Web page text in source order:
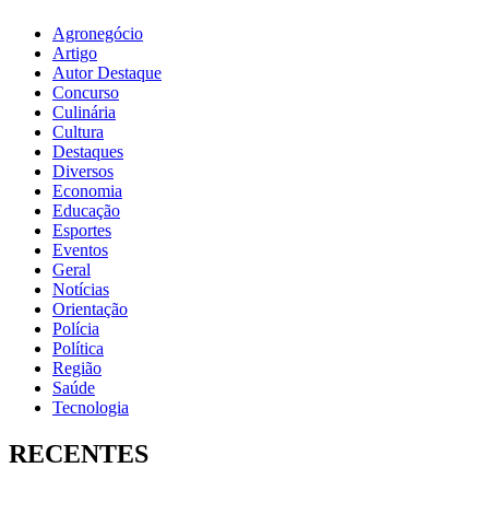
Agronegócio
Artigo
Autor Destaque
Concurso
Culinária
Cultura
Destaques
Diversos
Economia
Educação
Esportes
Eventos
Geral
Notícias
Orientação
Polícia
Política
Região
Saúde
Tecnologia
RECENTES